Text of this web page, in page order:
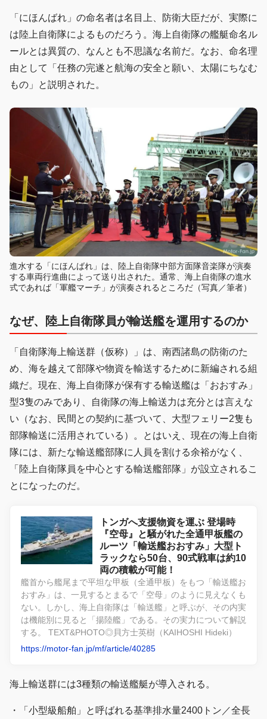
「にほんばれ」の命名者は名目上、防衛大臣だが、実際に
は陸上自衛隊によるものだろう。海上自衛隊の艦艇命名ル
ールとは異質の、なんとも不思議な名前だ。なお、命名理
由として「任務の完遂と航海の安全と願い、太陽にちなむ
もの」と説明された。
進水する「にほんばれ」は、陸上自衛隊中部方面隊音楽隊が演奏
する車両行進曲によって送り出された。通常、海上自衛隊の進水
式であれば「軍艦マーチ」が演奏されるところだ（写真／筆者）
なぜ、陸上自衛隊員が輸送艦を運用するのか
「自衛隊海上輸送群（仮称）」は、南西諸島の防衛のた
め、海を越えて部隊や物資を輸送するために新編される組
織だ。現在、海上自衛隊が保有する輸送艦は「おおすみ」
型3隻のみであり、自衛隊の海上輸送力は充分とは言えな
い（なお、民間との契約に基づいて、大型フェリー2隻も
部隊輸送に活用されている）。とはいえ、現在の海上自衛
隊には、新たな輸送艦部隊に人員を割ける余裕がなく、
「陸上自衛隊員を中心とする輸送艦部隊」が設立されるこ
とになったのだ。
トンガへ支援物資を運ぶ 登場時
『空母』と騒がれた全通甲板艦の
ルーツ「輸送艦おおすみ」大型ト
ラックなら50台、90式戦車は約10
両の積載が可能！
艦首から艦尾まで平坦な甲板（全通甲板）をもつ「輸送艦お
おすみ」は、一見するとまるで「空母」のように見えなくも
ない。しかし、海上自衛隊は「輸送艦」と呼ぶが、その内実
は機能別に見ると「揚陸艦」である。その実力について解説
する。 TEXT&PHOTO◎貝方士英樹（KAIHOSHI Hideki）
https://motor-fan.jp/mf/article/40285
海上輸送群には3種類の輸送艦艇が導入される。
・「小型級船舶」と呼ばれる基準排水量2400トン／全長